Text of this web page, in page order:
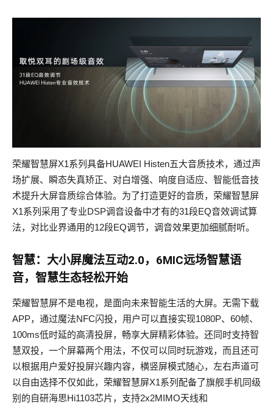
荣耀智慧屏X1系列具备HUAWEI Histen五大音质技术，通过声
场扩展、瞬态失真矫正、对白增强、响度自适应、智能低音技
术提升大屏音质综合体验。为了打造更好的音质，荣耀智慧屏
X1系列采用了专业DSP调音设备中才有的31段EQ音效调试算
法，对比业界通用的12段EQ调节，调音效果更加细腻耐听。
智慧：大小屏魔法互动2.0，6MIC远场智慧语
音，智慧生态轻松开始
荣耀智慧屏不是电视，是面向未来智能生活的大屏。无需下载
APP，通过魔法NFC闪投，用户可以直接实现1080P、60帧、
100ms低时延的高清投屏，畅享大屏精彩体验。还同时支持智
慧双投，一个屏幕两个用法，不仅可以同时玩游戏，而且还可
以根据用户爱好投屏兴趣内容，横竖屏模式随心，左右声道可
以自由选择不仅如此，荣耀智慧屏X1系列配备了旗舰手机同级
别的自研海思Hi1103芯片，支持2x2MIMO天线和